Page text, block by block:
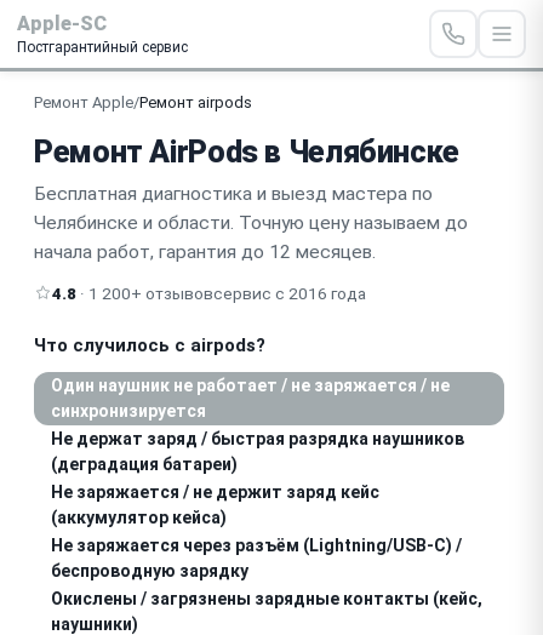
Apple-SC
Постгарантийный сервис
Ремонт Apple/Ремонт airpods
Ремонт AirPods в Челябинске
Бесплатная диагностика и выезд мастера по
Челябинске и области. Точную цену называем до
начала работ, гарантия до 12 месяцев.
4.8 · 1 200+ отзывовсервис с 2016 года
Что случилось с airpods?
Один наушник не работает / не заряжается / не
синхронизируется
Не держат заряд / быстрая разрядка наушников
(деградация батареи)
Не заряжается / не держит заряд кейс
(аккумулятор кейса)
Не заряжается через разъём (Lightning/USB-C) /
беспроводную зарядку
Окислены / загрязнены зарядные контакты (кейс,
наушники)